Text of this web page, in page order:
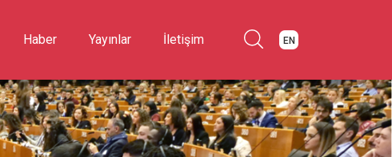
Haber Yayınlar İletişim EN